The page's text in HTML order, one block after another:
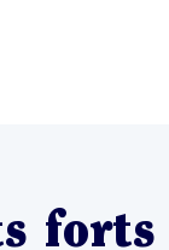
forts